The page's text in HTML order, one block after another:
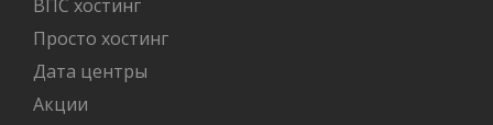
ВПС хостинг
Просто хостинг
Дата центры
Акции